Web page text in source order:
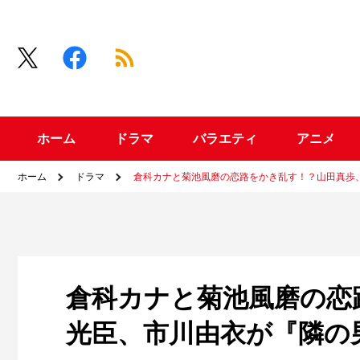
ホーム ドラマ バラエティ アニメ
ホーム ドラマ 倉科カナと菊池風磨の恋路をかき乱す！？山田真
倉科カナと菊池風磨の
光臣、市川由衣が『隣